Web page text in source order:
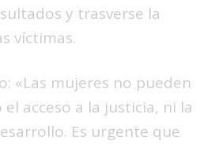
y trasverse la
víctimas.
«Las mujeres no pueden
acceso a la justicia, ni la
Es urgente que